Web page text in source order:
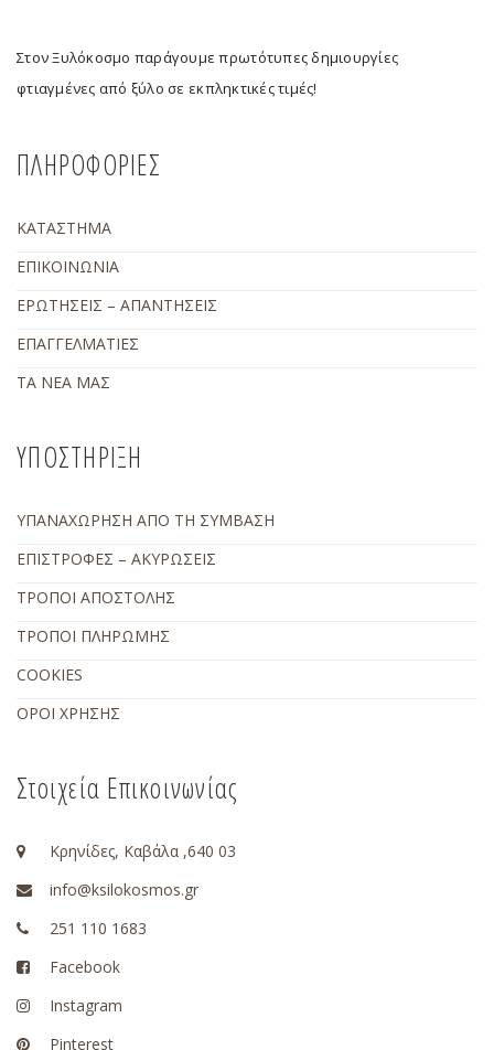
Στον Ξυλόκοσμο παράγουμε πρωτότυπες δημιουργίες
φτιαγμένες από ξύλο σε εκπληκτικές τιμές!
ΠΛΗΡΟΦΟΡΙΕΣ
ΚΑΤΑΣΤΗΜΑ
ΕΠΙΚΟΙΝΩΝΙΑ
ΕΡΩΤΗΣΕΙΣ – ΑΠΑΝΤΗΣΕΙΣ
ΕΠΑΓΓΕΛΜΑΤΙΕΣ
ΤΑ ΝΕΑ ΜΑΣ
ΥΠΟΣΤΗΡΙΞΗ
ΥΠΑΝΑΧΩΡΗΣΗ ΑΠΟ ΤΗ ΣΥΜΒΑΣΗ
ΕΠΙΣΤΡΟΦΕΣ – ΑΚΥΡΩΣΕΙΣ
ΤΡΟΠΟΙ ΑΠΟΣΤΟΛΗΣ
ΤΡΟΠΟΙ ΠΛΗΡΩΜΗΣ
COOKIES
ΟΡΟΙ ΧΡΗΣΗΣ
Στοιχεία Επικοινωνίας
Κρηνίδες, Καβάλα ,640 03
info@ksilokosmos.gr
251 110 1683
Facebook
Instagram
Pinterest